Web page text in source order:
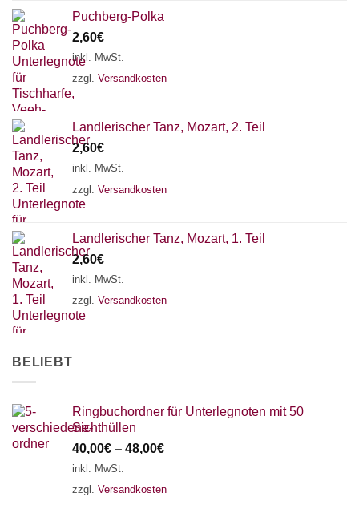
Puchberg-Polka
2,60€
inkl. MwSt.
zzgl. Versandkosten
Landlerischer Tanz, Mozart, 2. Teil
2,60€
inkl. MwSt.
zzgl. Versandkosten
Landlerischer Tanz, Mozart, 1. Teil
2,60€
inkl. MwSt.
zzgl. Versandkosten
BELIEBT
Ringbuchordner für Unterlegnoten mit 50
Sichthüllen
40,00€ – 48,00€
inkl. MwSt.
zzgl. Versandkosten